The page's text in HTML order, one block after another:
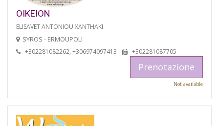
OIKEION
ELISAVET ANTONIOU XANTHAKI
SYROS - ERMOUPOLI
+302281082262, +306974097413 +302281087705
Prenotazione
Not available